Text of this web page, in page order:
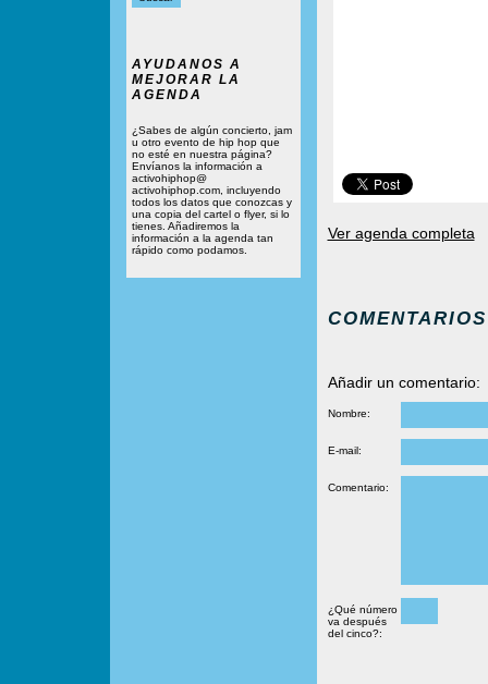
AYUDANOS A
MEJORAR LA
AGENDA
¿Sabes de algún concierto, jam
u otro evento de hip hop que
no esté en nuestra página?
Envíanos la información a
activohiphop@
activohiphop.com, incluyendo
todos los datos que conozcas y
una copia del cartel o flyer, si lo
tienes. Añadiremos la
información a la agenda tan
rápido como podamos.
Ver agenda completa
COMENTARIOS
Añadir un comentario:
Nombre:
E-mail:
Comentario:
¿Qué número
va después
del cinco?: